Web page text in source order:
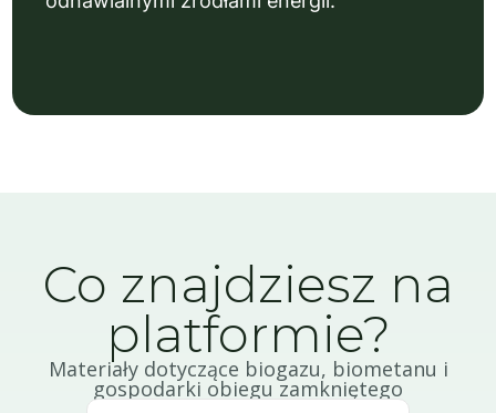
Co znajdziesz na
platformie?
Materiały dotyczące biogazu, biometanu i
gospodarki obiegu zamkniętego